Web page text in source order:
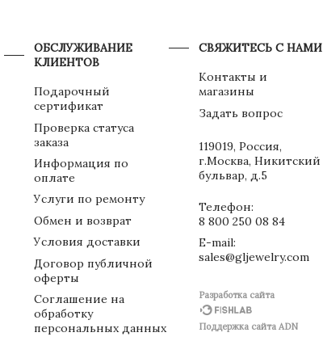
ОБСЛУЖИВАНИЕ
КЛИЕНТОВ
Подарочный
сертификат
Проверка статуса
заказа
Информация по
оплате
Услуги по ремонту
Обмен и возврат
Условия доставки
Договор публичной
оферты
Соглашение на
обработку
персональных данных
СВЯЖИТЕСЬ С НАМИ
Контакты и
магазины
Задать вопрос
119019, Россия,
г.Москва, Никитский
бульвар, д.5
Телефон:
8 800 250 08 84
E-mail:
sales@gljewelry.com
Разработка сайта
Поддержка сайта ADN